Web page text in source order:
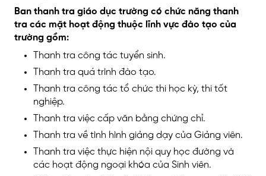
Ban thanh tra giáo dục trường có chức năng thanh
tra các mặt hoạt động thuộc lĩnh vực đào tạo của
trường gồm:
Thanh tra công tác tuyển sinh.
Thanh tra quá trình đào tạo.
Thanh tra công tác tổ chức thi học kỳ, thi tốt
nghiệp.
Thanh tra việc cấp văn bằng chứng chỉ.
Thanh tra về tình hình giảng dạy của Giảng viên.
Thanh tra việc thực hiện nội quy học đường và
các hoạt động ngoại khóa của Sinh viên.